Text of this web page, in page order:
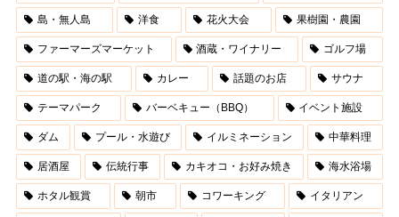
島・無人島 洋食 花火大会 果樹園・農園
ファーマーズマーケット 酒蔵・ワイナリー ゴルフ場
道の駅・海の駅 カレー 話題のお店 サウナ
テーマパーク バーベキュー（BBQ） イベント施設
ダム プール・水遊び イルミネーション 中華料理
居酒屋 伝統行事 カキオコ・お好み焼き 海水浴場
ホタル観賞 朝市 コワーキング イタリアン